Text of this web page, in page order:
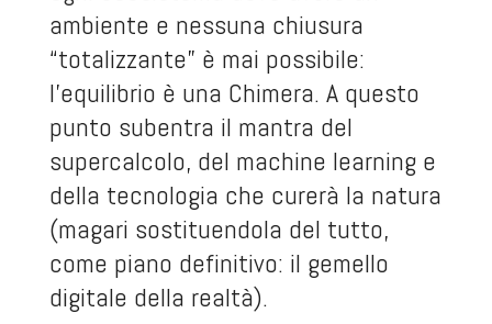
ambiente e nessuna chiusura
“totalizzante” è mai possibile:
l’equilibrio è una Chimera. A questo
punto subentra il mantra del
supercalcolo, del machine learning e
della tecnologia che curerà la natura
(magari sostituendola del tutto,
come piano definitivo: il gemello
digitale della realtà).